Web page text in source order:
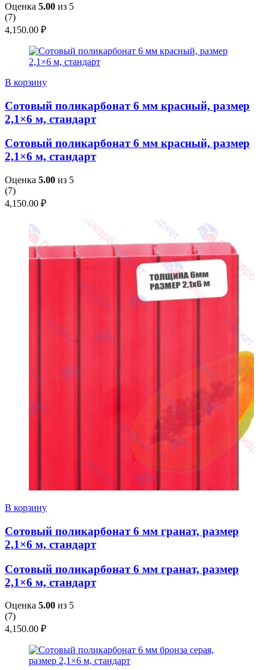
Оценка 5.00 из 5
(7)
4,150.00 ₽
В корзину
Сотовый поликарбонат 6 мм красный, размер
2,1×6 м, стандарт
Сотовый поликарбонат 6 мм красный, размер
2,1×6 м, стандарт
Оценка 5.00 из 5
(7)
4,150.00 ₽
В корзину
Сотовый поликарбонат 6 мм гранат, размер
2,1×6 м, стандарт
Сотовый поликарбонат 6 мм гранат, размер
2,1×6 м, стандарт
Оценка 5.00 из 5
(7)
4,150.00 ₽